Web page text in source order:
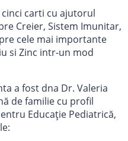
carti cu ajutorul
Creier, Sistem Imunitar,
cele mai importante
si Zinc intr-un mod
a fost dna Dr. Valeria
de familie cu profil
Educație Pediatrică,